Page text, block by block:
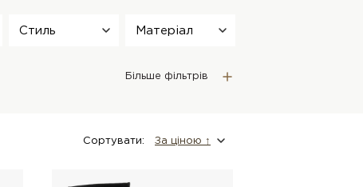
Стиль Матеріал
Більше фільтрів
Сортувати: За цiною ↑